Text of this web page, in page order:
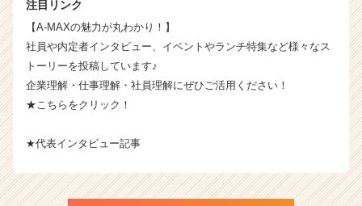
ャ
リ
ア
（C
r
r
注目リンク
【A-MAXの魅力が丸わかり！】
社員や内定者インタビュー、イベントやランチ特集など様々なス
トーリーを投稿しています♪
企業理解・仕事理解・社員理解にぜひご活用ください！
★こちらをクリック！
★代表インタビュー記事